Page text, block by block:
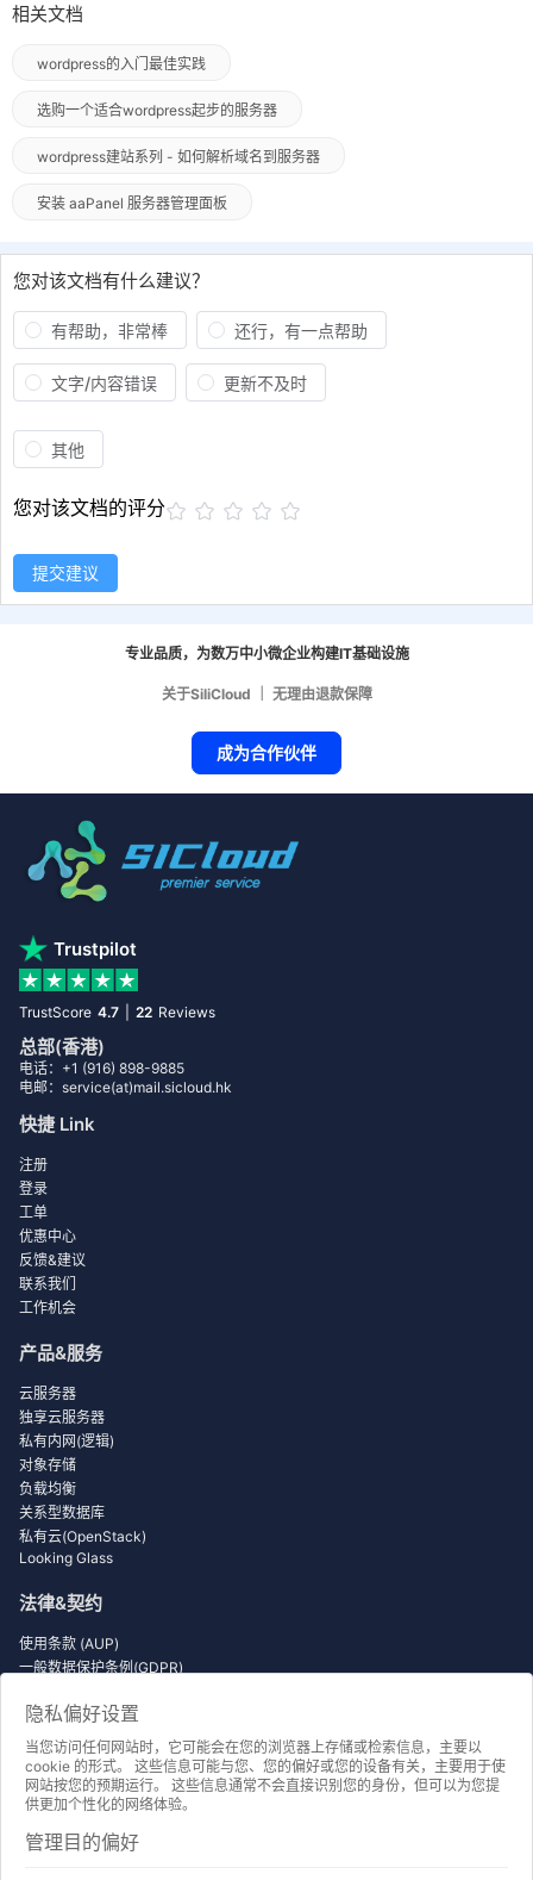
相关文档
wordpress的入门最佳实践
选购一个适合wordpress起步的服务器
wordpress建站系列 - 如何解析域名到服务器
安装 aaPanel 服务器管理面板
您对该文档有什么建议？
有帮助，非常棒 还行，有一点帮助
文字/内容错误 更新不及时
其他
您对该文档的评分
提交建议
隐私偏好设置
当您访问任何网站时，它可能会在您的浏览器上存储或检索信息，主要以
cookie 的形式。 这些信息可能与您、您的偏好或您的设备有关，主要用于使
网站按您的预期运行。 这些信息通常不会直接识别您的身份，但可以为您提
供更加个性化的网络体验。
管理目的偏好
专业品质，为数万中小微企业构建IT基础设施
关于SiliCloud 无理由退款保障
成为合作伙伴
Trustpilot
TrustScore 4.7 22 Reviews
总部(香港)
电话：+1 (916) 898-9885
电邮：service(at)mail.sicloud.hk
快捷 Link
注册
登录
工单
优惠中心
反馈&建议
联系我们
工作机会
产品&服务
云服务器
独享云服务器
私有内网(逻辑)
对象存储
负载均衡
关系型数据库
私有云(OpenStack)
Looking Glass
法律&契约
使用条款 (AUP)
一般数据保护条例(GDPR)
服务水平协议(SLA)
服务条款 (TOS)
退款规则与算法
简介&文档
上云入门 第一课